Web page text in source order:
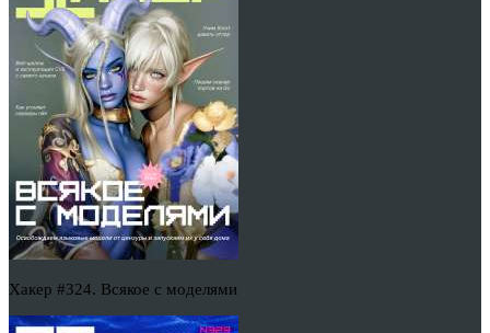
Хакер #324. Всякое с моделями